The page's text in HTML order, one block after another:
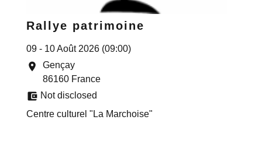
Rallye patrimoine
09 - 10 Août 2026 (09:00)
location_on
Gençay
86160 France
account_balance_wallet Not disclosed
Centre culturel "La Marchoise"